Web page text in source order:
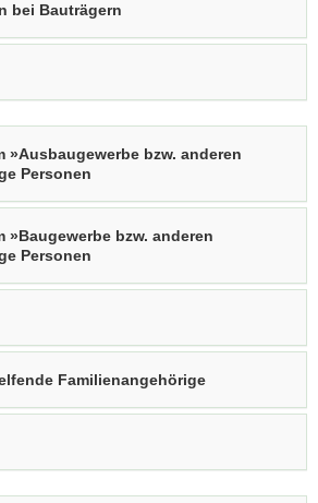
bei Bauträgern
»Ausbaugewerbe bzw. anderen
Personen
»Baugewerbe bzw. anderen
Personen
Familienangehörige